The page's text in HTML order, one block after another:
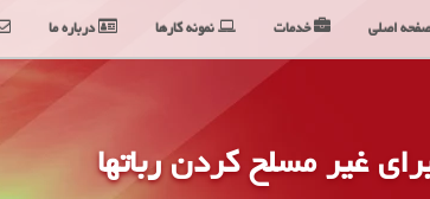
غیر مسلح کردن رباتها
اصلی خدمات نمونه کارها درباره ما